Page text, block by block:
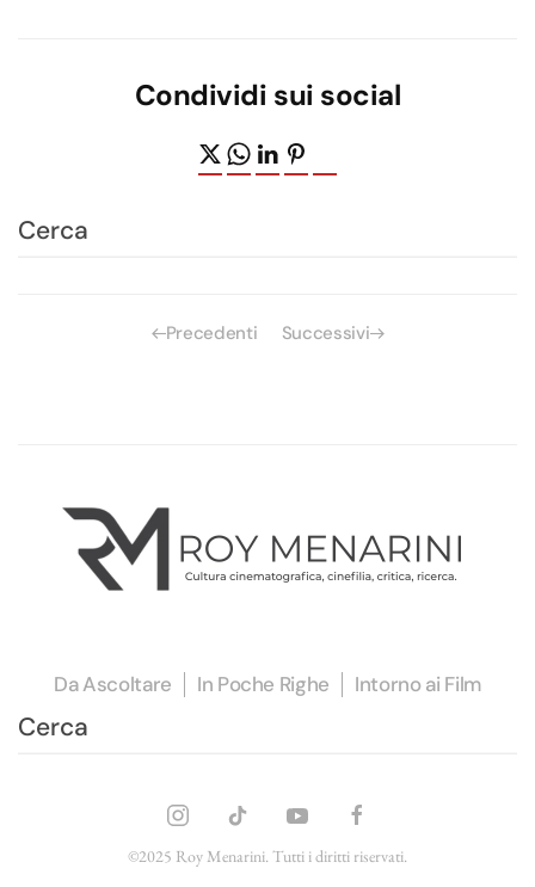
Condividi sui social
Precedenti Successivi
Da Ascoltare In Poche Righe Intorno ai Film
©2025 Roy Menarini. Tutti i diritti riservati.